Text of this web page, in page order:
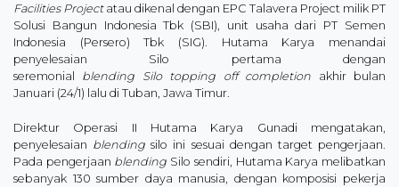
Facilities Projectatau dikenal dengan EPC Talavera Project milik PT
Solusi Bangun Indonesia Tbk (SBI), unit usaha dari PT Semen
Indonesia (Persero) Tbk (SIG). Hutama Karya menandai
penyelesaian Silo pertama dengan
seremonial blending Silo topping off completion akhir bulan
Januari (24/1) lalu di Tuban, Jawa Timur.
Direktur Operasi II Hutama Karya Gunadi mengatakan,
penyelesaian blendingsilo ini sesuai dengan target pengerjaan.
Pada pengerjaan blending Silo sendiri, Hutama Karya melibatkan
sebanyak 130 sumber daya manusia, dengan komposisi pekerja